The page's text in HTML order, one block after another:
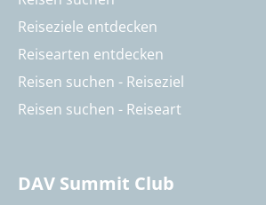
Reiseziele entdecken
Reisearten entdecken
Reisen suchen - Reiseziel
Reisen suchen - Reiseart
DAV Summit Club